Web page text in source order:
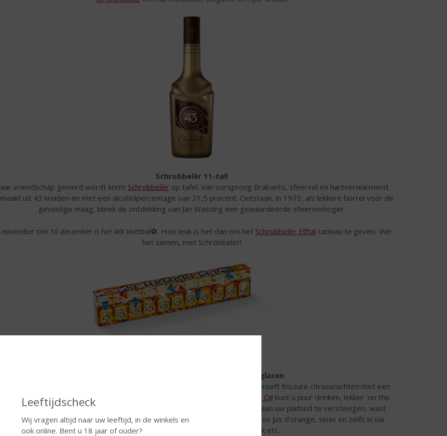
Leeftijdscheck
Wij vragen altijd naar uw leeftijd, in de winkels en
ook online. Bent u 18 jaar of ouder?
Schrobbelèr 11-tal!
vriendschap gevierd wordt komt Schrobbelèr op tafel. Van oorsprong Brabants, sfeervol en hartverwarmend.
uit 43 kruiden en met een alcoholpercentage van 21,5 procent. Ontstaan, in 1973, als lekkere borrel voor de
gevoelige maag, bleek de ontdekking van Jan Wassing een gewaardeerde sfeerverhoger.
t/m 18 december is het WK Voetbal⚽. Hoe leuk is het dan om het Schrobbelèr Elftal cadeau te geven. Vier
het samen, met Schrobbelèr!
Nozem Oil Geschenkverpakking inclusief 2 glazen
, dus het is even wennen. U proeft friszure citrusvruchten met een
nabrandertje van chilipepers en een shotje cafeïne (Alc.10% vol).
Nozem Oil kunt u puur drinken, lekker ‘on the
met een ijsblokje, door een trechter én zelfs uit een glas. Denk er wel aan uw plafond te verstevigen, want
vliegt u er doorheen!Nozem Oil kunt u ook goed mixen: met cola, verse Jus d’orange, sinas en zelfs in uw
warme dranken als koffie, thee, chocolademelk etc.